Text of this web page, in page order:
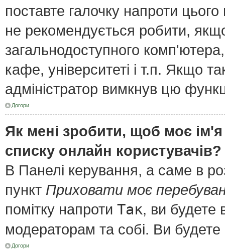
поставте галочку напроти
не рекомендується робити,
загальнодоступного
кафе, університеті і т.п. Якщо
адміністратор вимкнув цю
Догори
Як мені зробити, щоб моє
списку онлайн користувачів?
В Панелі керування, а саме в
пункт Приховати моє
помітку напроти Так, ви будете
модераторам та собі. Ви
Догори